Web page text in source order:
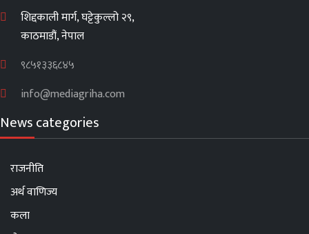
शिद्दकाली मार्ग, घट्टेकुल्लो २९,
काठमाडौं, नेपाल
९८५१३३६८४५
info@mediagriha.com
News categories
राजनीति
अर्थ वाणिज्य
कला